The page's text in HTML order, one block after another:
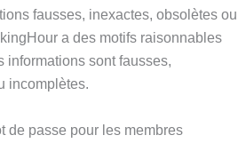
fausses, inexactes, obsolètes ou
a des motifs raisonnables
informations sont fausses,
incomplètes.
de passe pour les membres